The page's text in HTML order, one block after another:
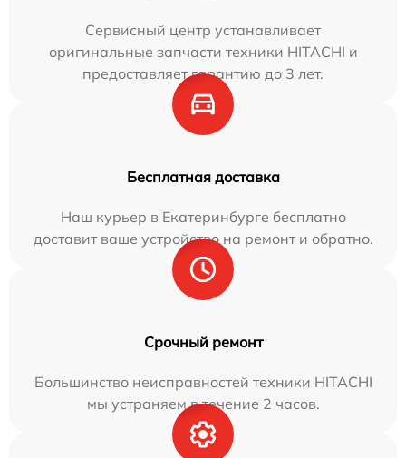
Сервисный центр устанавливает
оригинальные запчасти техники HITACHI и
предоставляет гарантию до 3 лет.
Бесплатная доставка
Наш курьер в Екатеринбурге бесплатно
доставит ваше устройство на ремонт и обратно.
Срочный ремонт
Большинство неисправностей техники HITACHI
мы устраняем в течение 2 часов.